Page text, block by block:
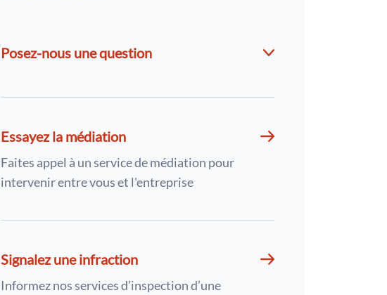
Posez-nous une question
Essayez la médiation
Faites appel à un service de médiation pour
intervenir entre vous et l'entreprise
Signalez une infraction
Informez nos services d’inspection d’une